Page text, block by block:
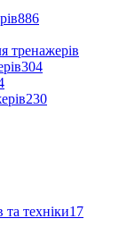
886
тренажерів
304
230
техніки17